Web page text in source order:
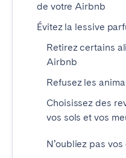
de votre Airbnb
Évitez la lessive
Retirez certains
Airbnb
Refusez les
Choisissez des
vos sols et vos
N’oubliez pas
Bassin d’Arcachon
Cannes
PORTUGAL